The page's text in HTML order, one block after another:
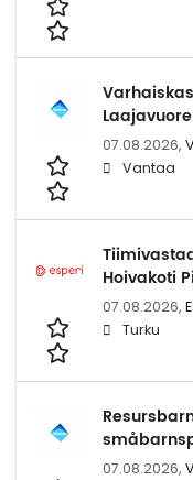
07.08.2026,
Vantaa
Hoivakoti
07.08.2026,
Turku
07.08.2026,